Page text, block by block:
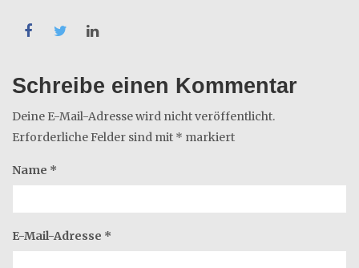
Schreibe einen Kommentar
Deine E-Mail-Adresse wird nicht veröffentlicht.
Erforderliche Felder sind mit * markiert
Name *
E-Mail-Adresse *